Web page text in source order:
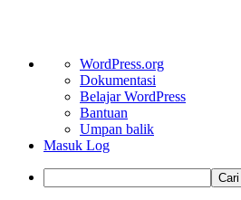
Tentang
WordPress
WordPress.org
Dokumentasi
Belajar WordPress
Bantuan
Umpan balik
Masuk Log
Cari